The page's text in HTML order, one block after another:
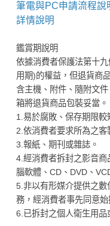
筆電與PC申請流程說
詳情說明
鑑賞期說明
依據消費者保護法第十
用期)的權益，但退貨商
含主機、附件、隨附文
箱將退貨商品包裝妥當
1.易於腐敗、保存期限較
2.依消費者要求所為之客
3.報紙、期刊或雜誌。
4.經消費者拆封之影音
腦軟體、CD、DVD、
5.非以有形媒介提供之
務，經消費者事先同意始
6.已拆封之個人衛生用品